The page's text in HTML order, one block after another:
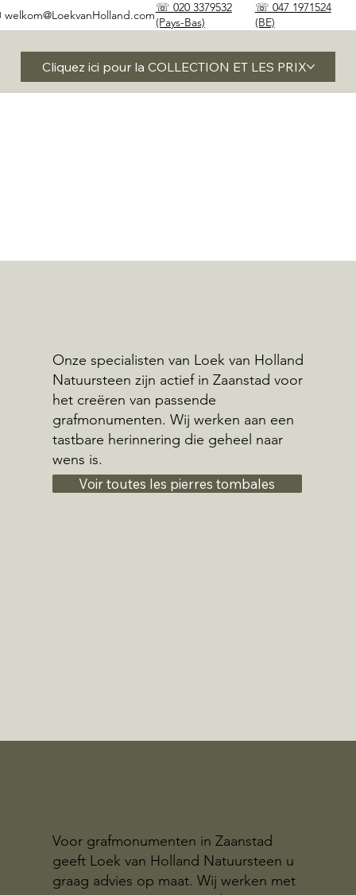
Cliquez ici pour la COLLECTION ET LES PRIX
☏ 020 3379532
(Pays-Bas)
☏ 047 1971524
(BE)
welkom@LoekvanHolland.com
Onze specialisten van Loek van Holland
Natuursteen zijn actief in Zaanstad voor
het creëren van passende
grafmonumenten. Wij werken aan een
tastbare herinnering die geheel naar
wens is.
Voir toutes les pierres tombales
Voor grafmonumenten in Zaanstad
geeft Loek van Holland Natuursteen u
graag advies op maat. Wij werken met